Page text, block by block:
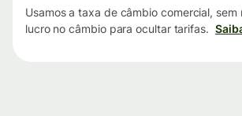
Usamos a taxa de câmbio comercial, sem
lucro no câmbio para ocultar tarifas.